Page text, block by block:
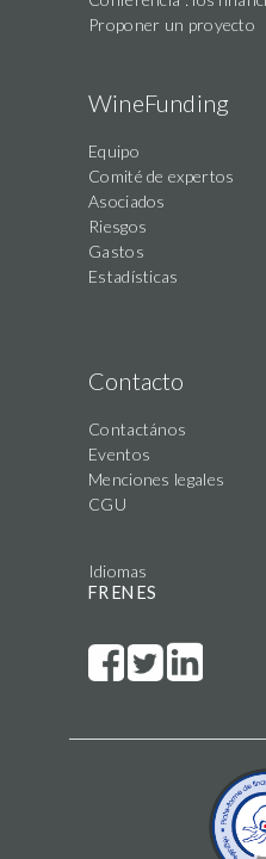
Proponer un proyecto
WineFunding
Equipo
Comité de expertos
Asociados
Riesgos
Gastos
Estadísticas
Contacto
Contactános
Eventos
Menciones legales
CGU
Idiomas
FR EN ES